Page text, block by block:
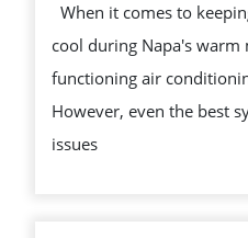
IN
When it comes to
cool during Napa's warm
functioning air
However, even the best
issues